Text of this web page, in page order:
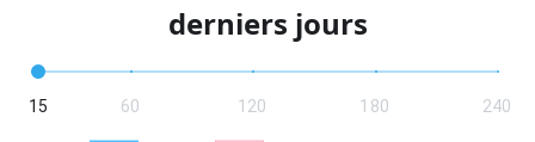
derniers jours
15 60 120 180 240